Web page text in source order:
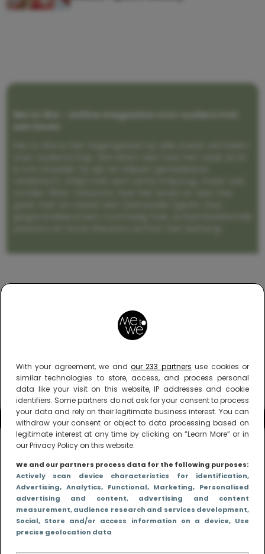
With your agreement, we and our 233 partners use cookies or
similar technologies to store, access, and process personal
data like your visit on this website, IP addresses and cookie
identifiers. Some partners do not ask for your consent to process
your data and rely on their legitimate business interest. You can
withdraw your consent or object to data processing based on
legitimate interest at any time by clicking on “Learn More” or in
our Privacy Policy on this website.
We and our partners process data for the following purposes:
Actively scan device characteristics for identification,
Advertising, Analytics, Functional, Marketing, Personalised
advertising and content, advertising and content
measurement, audience research and services development,
Social, Store and/or access information on a device, Use
precise geolocation data
Me to We – online magazine voor ouders met